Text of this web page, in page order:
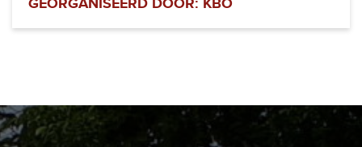
GEORGANISEERD DOOR: KBO